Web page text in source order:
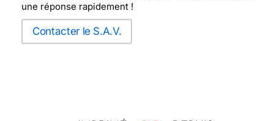
une réponse rapidement !
Contacter le S.A.V.